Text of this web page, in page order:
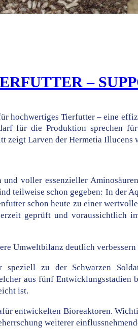
–
hochwertiges Tierfutter – eine
für die Produktion sprechen
zeigt Larven der Hermetia Illucens
voller essenzieller
teilweise schon gegeben: In der
schon heute zu einer
geprüft und voraussichtlich
Umweltbilanz deutlich
zu der Schwarzen
aus fünf Entwicklungsstadien
ist.
entwickelten Bioreaktoren.
weiterer